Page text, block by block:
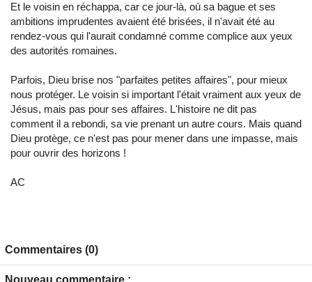
Et le voisin en réchappa, car ce jour-là, où sa bague et ses
ambitions imprudentes avaient été brisées, il n'avait été au
rendez-vous qui l'aurait condamné comme complice aux yeux
des autorités romaines.
Parfois, Dieu brise nos "parfaites petites affaires", pour mieux
nous protéger. Le voisin si important l'était vraiment aux yeux de
Jésus, mais pas pour ses affaires. L'histoire ne dit pas
comment il a rebondi, sa vie prenant un autre cours. Mais quand
Dieu protège, ce n'est pas pour mener dans une impasse, mais
pour ouvrir des horizons !
AC
Commentaires (0)
Nouveau commentaire :